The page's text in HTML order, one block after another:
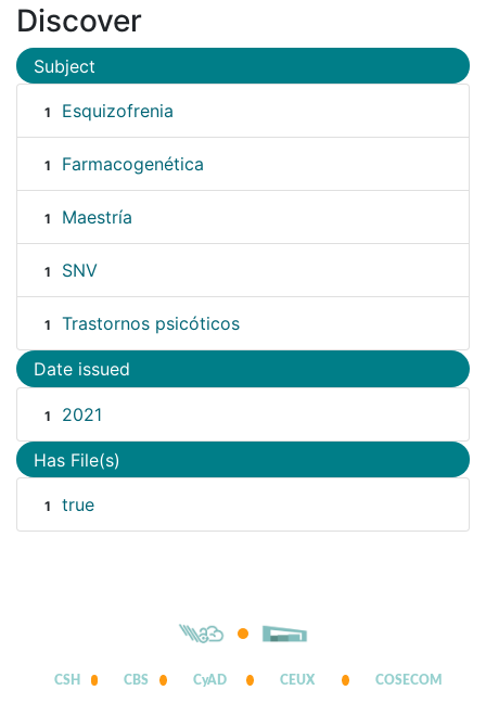
Discover
Subject
1 Esquizofrenia
1 Farmacogenética
1 Maestría
1 SNV
1 Trastornos psicóticos
Date issued
1 2021
Has File(s)
1 true
CSH CBS CyAD CEUX COSECOM